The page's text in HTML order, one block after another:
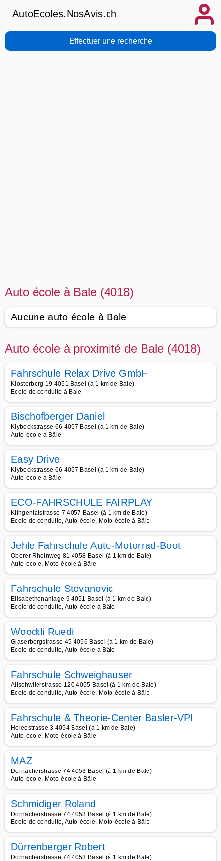
AutoEcoles.NosAvis.ch
Effectuer une recherche
Auto école à Bale (4018)
Aucune auto école à Bale
Auto école à proximité de Bale (4018)
Fahrschule Relax Drive GmbH
Klosterberg 19 4051 Basel (à 1 km de Bale)
Ecole de conduite à Bâle
Bischofberger Daniel
Klybeckstrasse 66 4057 Basel (à 1 km de Bale)
Auto-école à Bâle
Easy Drive
Klybeckstrasse 66 4057 Basel (à 1 km de Bale)
Auto-école à Bâle
ECO-FAHRSCHULE FAIRPLAY
Klingentalstrasse 7 4057 Basel (à 1 km de Bale)
Ecole de conduite, Auto-école, Moto-école à Bâle
Jehle Fahrschule Auto-Motorrad-Boot
Oberer Rheinweg 81 4058 Basel (à 1 km de Bale)
Auto-école, Moto-école à Bâle
Fahrschule Stevanovic
Elisabethenanlage 9 4051 Basel (à 1 km de Bale)
Ecole de conduite, Auto-école à Bâle
Woodtli Ruedi
Glaserbergstrasse 45 4056 Basel (à 1 km de Bale)
Ecole de conduite, Auto-école à Bâle
Fahrschule Schweighauser
Allschwilerstrasse 120 4055 Basel (à 1 km de Bale)
Ecole de conduite, Auto-école, Moto-école à Bâle
Fahrschule & Theorie-Center Basler-VPI
Holeestrasse 3 4054 Basel (à 1 km de Bale)
Auto-école, Moto-école à Bâle
MAZ
Dornacherstrasse 74 4053 Basel (à 1 km de Bale)
Auto-école, Moto-école à Bâle
Schmidiger Roland
Dornacherstrasse 74 4053 Basel (à 1 km de Bale)
Ecole de conduite, Auto-école, Moto-école à Bâle
Dürrenberger Robert
Dornacherstrasse 74 4053 Basel (à 1 km de Bale)